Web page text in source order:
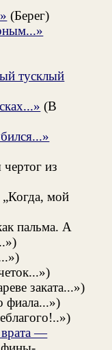
(Берег)
тусклый
(В
из
„Когда, мой
пальма. А
заката...»)
фиала...»)
врата —